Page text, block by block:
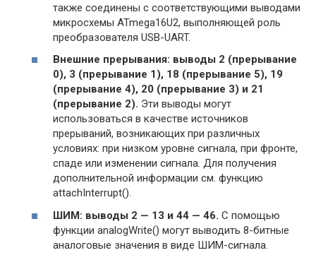
также соединены с соответствующими выводами
микросхемы ATmega16U2, выполняющей роль
преобразователя USB-UART.
Внешние прерывания: выводы 2 (прерывание
0), 3 (прерывание 1), 18 (прерывание 5), 19
(прерывание 4), 20 (прерывание 3) и 21
(прерывание 2). Эти выводы могут
использоваться в качестве источников
прерываний, возникающих при различных
условиях: при низком уровне сигнала, при фронте,
спаде или изменении сигнала. Для получения
дополнительной информации см. функцию
attachInterrupt().
ШИМ: выводы 2 — 13 и 44 — 46. С помощью
функции analogWrite() могут выводить 8-битные
аналоговые значения в виде ШИМ-сигнала.